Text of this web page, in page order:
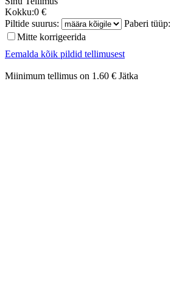
Kokku:0 €
Piltide suurus:
Paberi tüüp:
Mitte korrigeerida
Eemalda kõik pildid tellimusest
Miinimum tellimus on 1.60 € Jätka